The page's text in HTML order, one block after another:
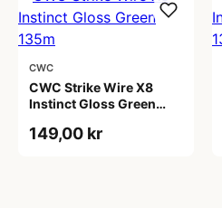
CWC
CWC Strike Wire X8
Instinct Gloss Green
149,00 kr